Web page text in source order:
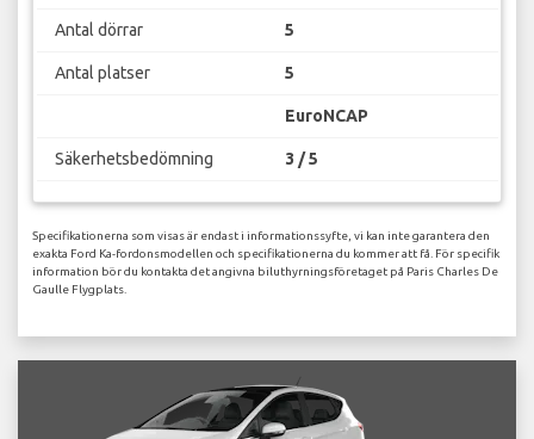
Antal dörrar 5
Antal platser 5
EuroNCAP
Säkerhetsbedömning 3 / 5
Specifikationerna som visas är endast i informationssyfte, vi kan inte garantera den
exakta Ford Ka-fordonsmodellen och specifikationerna du kommer att få. För specifik
information bör du kontakta det angivna biluthyrningsföretaget på Paris Charles De
Gaulle Flygplats.